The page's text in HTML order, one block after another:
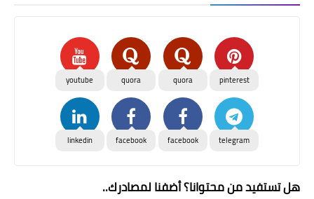
pinterest
quora
quora
youtube
telegram
facebook
facebook
linkedin
هل تستفيد من محتوانا؟ أضفنا لمصادرك..